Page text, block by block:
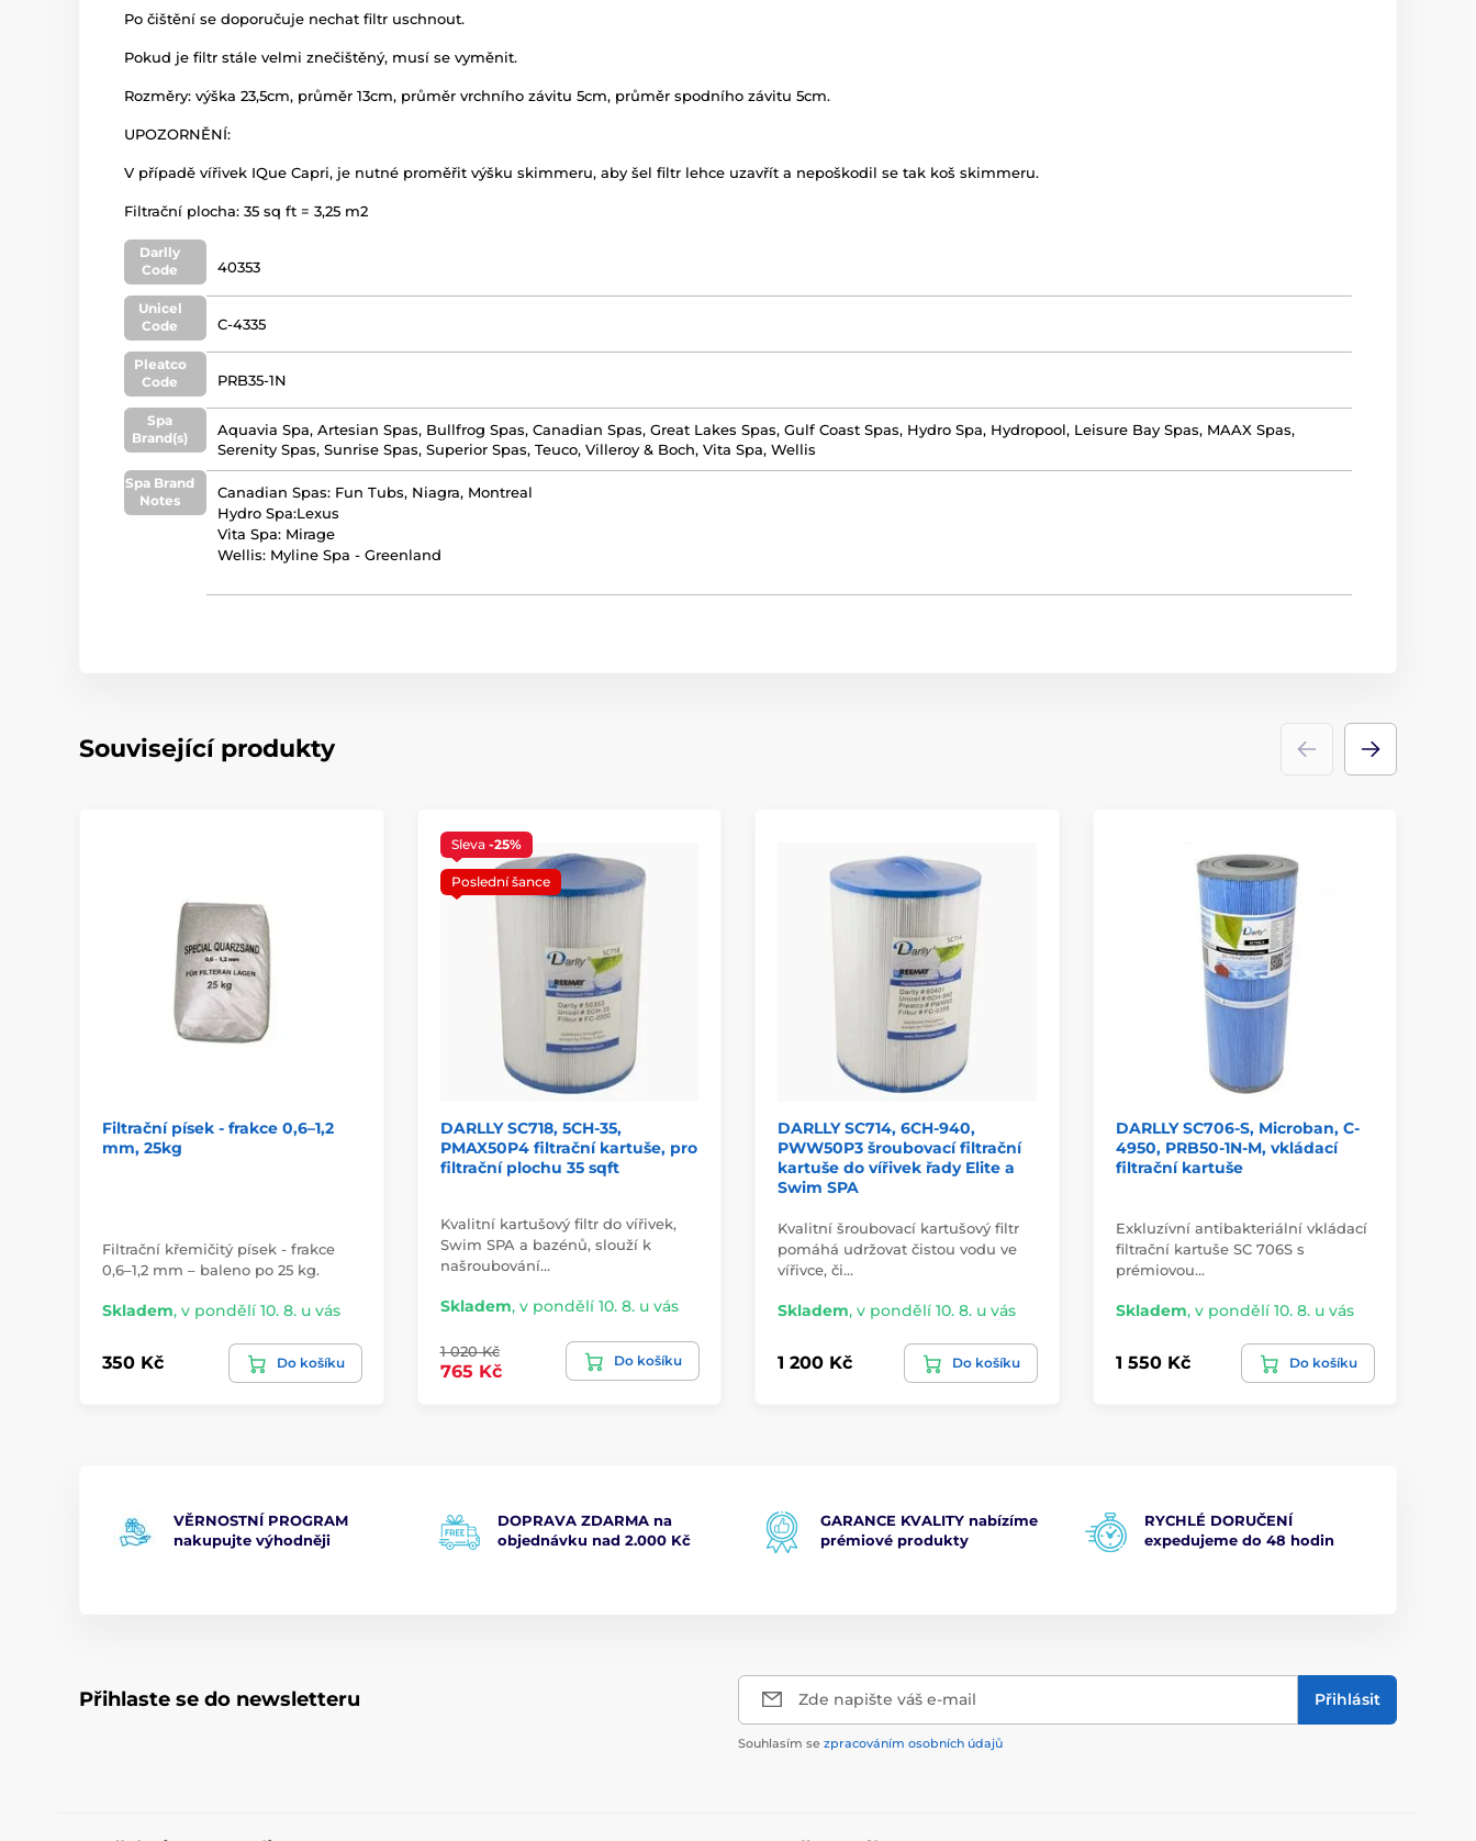
Po čištění se doporučuje nechat filtr uschnout.
Pokud je filtr stále velmi znečištěný, musí se vyměnit.
Rozměry: výška 23,5cm, průměr 13cm, průměr vrchního závitu 5cm, průměr spodního závitu 5cm.
UPOZORNĚNÍ:
V případě vířivek IQue Capri, je nutné proměřit výšku skimmeru, aby šel filtr lehce uzavřít a nepoškodil se tak koš skimmeru.
Filtrační plocha: 35 sq ft = 3,25 m2
Darlly
Code
40353
Unicel
Code
C-4335
Pleatco
Code
PRB35-1N
Spa
Brand(s)
Aquavia Spa, Artesian Spas, Bullfrog Spas, Canadian Spas, Great Lakes Spas, Gulf Coast Spas, Hydro Spa, Hydropool, Leisure Bay Spas, MAAX Spas,
Serenity Spas, Sunrise Spas, Superior Spas, Teuco, Villeroy & Boch, Vita Spa, Wellis
Spa Brand
Notes
Canadian Spas: Fun Tubs, Niagra, Montreal
Hydro Spa:Lexus
Vita Spa: Mirage
Wellis: Myline Spa - Greenland
Související produkty
Filtrační písek - frakce 0,6–1,2
mm, 25kg
Filtrační křemičitý písek - frakce
0,6–1,2 mm – baleno po 25 kg.
Skladem, v pondělí 10. 8. u vás
350 Kč Do košíku
Sleva -25%
Poslední šance
DARLLY SC718, 5CH-35,
PMAX50P4 filtrační kartuše, pro
filtrační plochu 35 sqft
Kvalitní kartušový filtr do vířivek,
Swim SPA a bazénů, slouží k
našroubování…
Skladem, v pondělí 10. 8. u vás
1 020 Kč
765 Kč
Do košíku
DARLLY SC714, 6CH-940,
PWW50P3 šroubovací filtrační
kartuše do vířivek řady Elite a
Swim SPA
Kvalitní šroubovací kartušový filtr
pomáhá udržovat čistou vodu ve
vířivce, či…
Skladem, v pondělí 10. 8. u vás
1 200 Kč Do košíku
DARLLY SC706-S, Microban, C-
4950, PRB50-1N-M, vkládací
filtrační kartuše
Exkluzívní antibakteriální vkládací
filtrační kartuše SC 706S s
prémiovou…
Skladem, v pondělí 10. 8. u vás
1 550 Kč Do košíku
VĚRNOSTNÍ PROGRAM
nakupujte výhodněji
DOPRAVA ZDARMA na
objednávku nad 2.000 Kč
GARANCE KVALITY nabízíme
prémiové produkty
RYCHLÉ DORUČENÍ
expedujeme do 48 hodin
Přihlaste se do newsletteru Zde napište váš e-mail Přihlásit
Souhlasím se zpracováním osobních údajů